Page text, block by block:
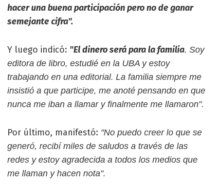
hacer una buena participación pero no de ganar
semejante cifra".
Y luego indicó: "El dinero será para la familia. Soy
editora de libro, estudié en la UBA y estoy
trabajando en una editorial. La familia siempre me
insistió a que participe, me anoté pensando en que
nunca me iban a llamar y finalmente me llamaron".
Por último, manifestó: "No puedo creer lo que se
generó, recibí miles de saludos a través de las
redes y estoy agradecida a todos los medios que
me llaman y hacen nota".